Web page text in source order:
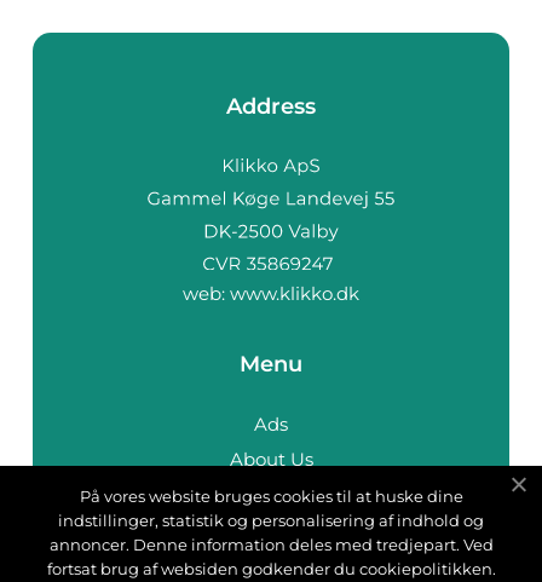
Address
web: www.klikko.dk
Menu
Ads
About Us
Cookies
Contact
Sitemap
På vores website bruges cookies til at huske dine
indstillinger, statistik og personalisering af indhold og
annoncer. Denne information deles med tredjepart. Ved
fortsat brug af websiden godkender du cookiepolitikken.